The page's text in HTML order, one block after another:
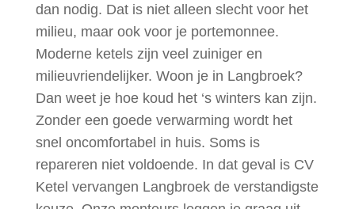
dan nodig. Dat is niet alleen slecht voor het
milieu, maar ook voor je portemonnee.
Moderne ketels zijn veel zuiniger en
milieuvriendelijker. Woon je in Langbroek?
Dan weet je hoe koud het ‘s winters kan zijn.
Zonder een goede verwarming wordt het
snel oncomfortabel in huis. Soms is
repareren niet voldoende. In dat geval is CV
Ketel vervangen Langbroek de verstandigste